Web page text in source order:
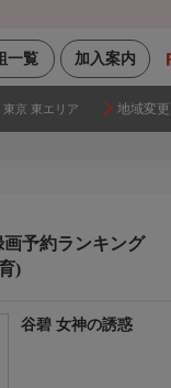
加入案内
一覧
東京 東エリア 地域変更
画予約ランキング
)
谷碧 女神の誘惑